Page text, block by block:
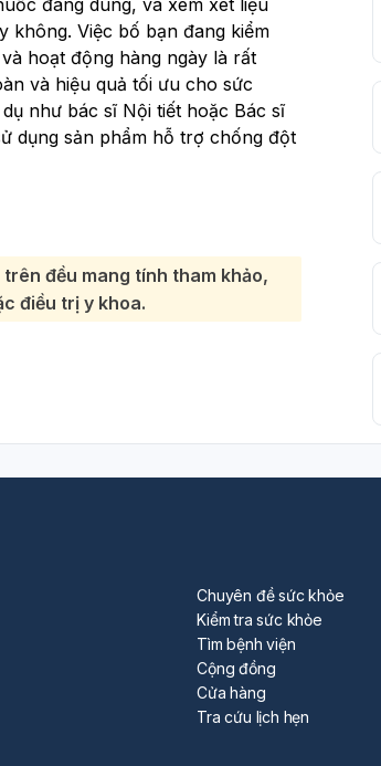
đang dùng, và xem xét liệu
không. Việc bố bạn đang kiểm
hoạt động hàng ngày là rất
và hiệu quả tối ưu cho sức
như bác sĩ Nội tiết hoặc Bác sĩ
dụng sản phẩm hỗ trợ chống đột
đều mang tính tham khảo,
điều trị y khoa.
Chuyên đề sức khỏe
Kiểm tra sức khỏe
Tìm bệnh viện
Cộng đồng
Cửa hàng
Tra cứu lịch hẹn